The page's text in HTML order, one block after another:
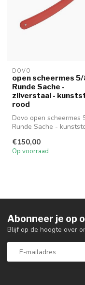
DOVO
open scheermes 5/
Runde Sache -
zilverstaal -
rood
Dovo open scheermes
Runde Sache -
€150,00
Op voorraad
Abonneer je op
Blijf op de hoogte over